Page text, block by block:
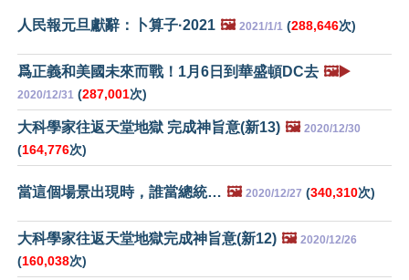
人民報元旦獻辭：卜算子·2021 🖼️ 2021/1/1 (288,646次)
爲正義和美國未來而戰！1月6日到華盛頓DC去 🖼️▶️
2020/12/31 (287,001次)
大科學家往返天堂地獄 完成神旨意(新13) 🖼️ 2020/12/30
(164,776次)
當這個場景出現時，誰當總統… 🖼️ 2020/12/27 (340,310次)
大科學家往返天堂地獄完成神旨意(新12) 🖼️ 2020/12/26
(160,038次)